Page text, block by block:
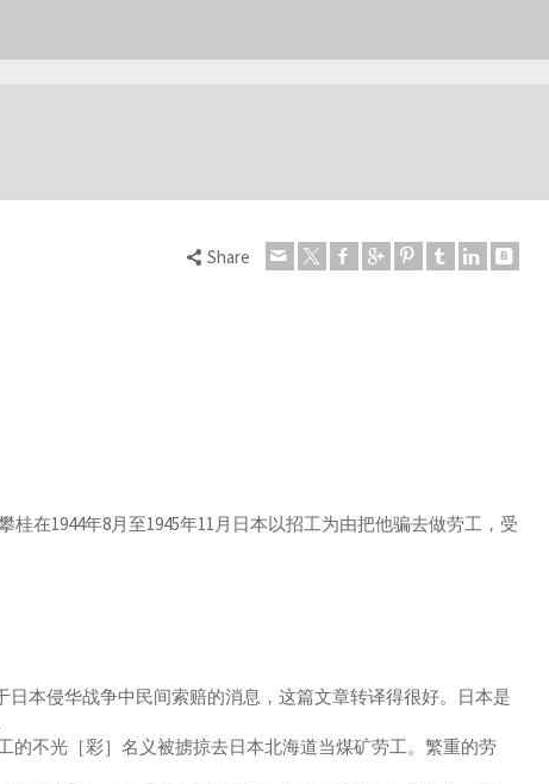
Share
在1944年8月至1945年11月日本以招工为由把他骗去做劳工，受
本侵华战争中民间索赔的消息，这篇文章转译得很好。日本是
不光［彩］名义被掳掠去日本北海道当煤矿劳工。繁重的劳